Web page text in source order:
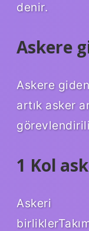
denir.
Askere
Askere
artık asker
1 Kol
Askeri